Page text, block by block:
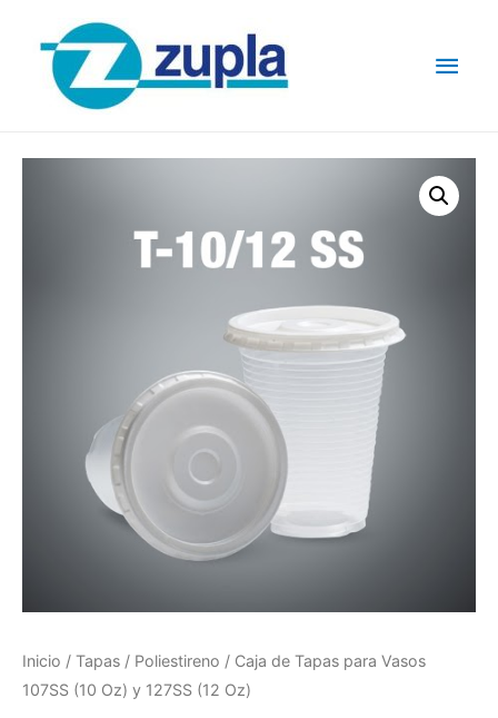
Inicio / Tapas / Poliestireno / Caja de Tapas para Vasos
107SS (10 Oz) y 127SS (12 Oz)